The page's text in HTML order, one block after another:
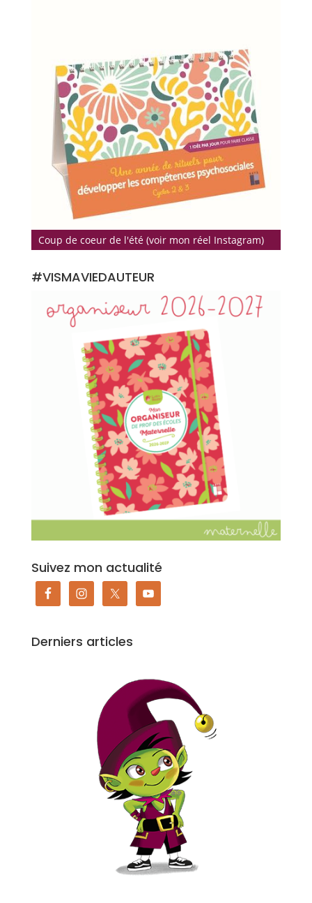
Coup de coeur de l'été (voir mon réel Instagram)
#VISMAVIEDAUTEUR
Suivez mon actualité
Derniers articles